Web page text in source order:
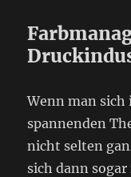
Wenn man sich
spannenden
nicht selten
sich dann